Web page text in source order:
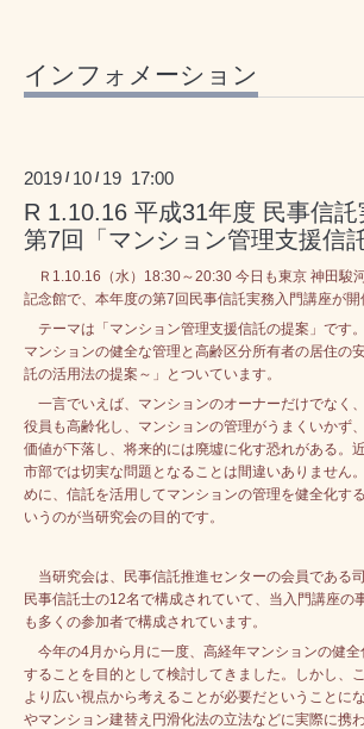
インフォメーション
2019 / 10 / 19 17:00
R 1.10.16 平成31年度 民事信
第7回「マンション管理支援信託
Ｒ1.10.16（水）18:30～20:30 今日も東京 神田駿
記念館で、本年度の第7回民事信託実務入門講座が開
テーマは「マンション管理支援信託の提案」です
マンションの健全な管理と高齢区分所有者の居住の
託の活用法の提案～」とついています。
一言でいえば、マンションのオーナーだけでなく
役員も高齢化し、マンションの管理がうまくいかず
価値が下落し、将来的には廃墟に化す恐れがある。
市部では切実な問題となることは間違いありません
めに、信託を活用してマンションの管理を健全化す
いうのが当研究会の目的です。
当研究会は、民事信託推進センターの会員である
民事信託士の12名で構成されていて、当入門講座の
も多くの参加者で構成されています。
今年の4月から月に一度、高経年マンションの健全
することを目的として検討してきました。しかし、
より広い視点から考えることが必要だということに
やマンション建替え円滑化法の立法などに実際に携